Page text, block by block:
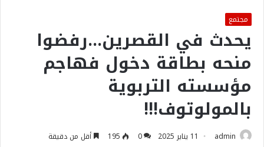
مجتمع
يحدث في القصرين…رفضوا
منحه بطاقة دخول فهاجم
مؤسسته التربوية
بالمولوتوف!!!
admin 11 يناير 2025 0
195 أقل من دقيقة